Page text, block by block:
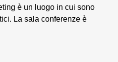
è un luogo in cui sono
La sala conferenze è